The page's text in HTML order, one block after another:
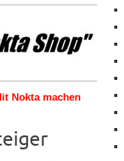
Nokta machen